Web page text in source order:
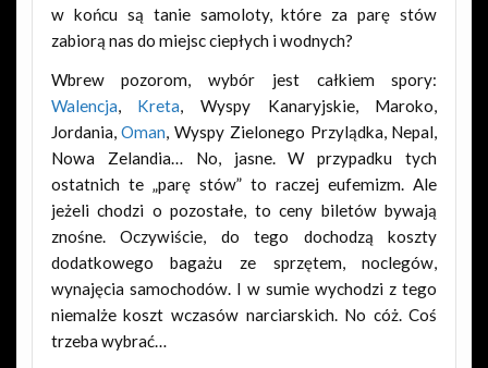
w końcu są tanie samoloty, które za parę stów
zabiorą nas do miejsc ciepłych i wodnych?
Wbrew pozorom, wybór jest całkiem spory:
Walencja, Kreta, Wyspy Kanaryjskie, Maroko,
Jordania,Oman, Wyspy Zielonego Przylądka, Nepal,
Nowa Zelandia… No, jasne. W przypadku tych
ostatnich te „parę stów” to raczej eufemizm. Ale
jeżeli chodzi o pozostałe, to ceny biletów bywają
znośne. Oczywiście, do tego dochodzą koszty
dodatkowego bagażu ze sprzętem, noclegów,
wynajęcia samochodów. I w sumie wychodzi z tego
niemalże koszt wczasów narciarskich. No cóż. Coś
trzeba wybrać…